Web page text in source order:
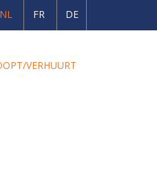
NL FR DE
VERHUURT